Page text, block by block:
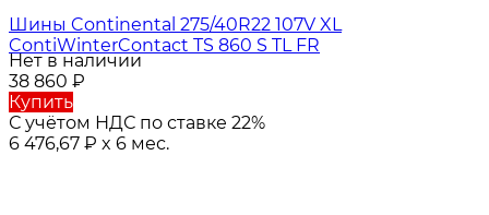
Шины Continental 275/40R22 107V XL
ContiWinterContact TS 860 S TL FR
Нет в наличии
38 860 ₽
Купить
С учётом НДС по ставке 22%
6 476,67 ₽ x 6 мес.